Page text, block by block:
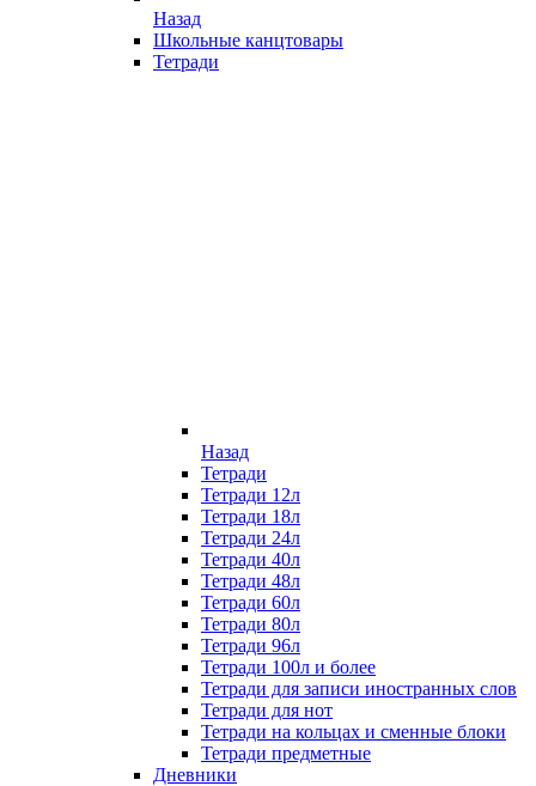
Назад
Школьные канцтовары
Тетради
Назад
Тетради
Тетради 12л
Тетради 18л
Тетради 24л
Тетради 40л
Тетради 48л
Тетради 60л
Тетради 80л
Тетради 96л
Тетради 100л и более
Тетради для записи иностранных слов
Тетради для нот
Тетради на кольцах и сменные блоки
Тетради предметные
Дневники